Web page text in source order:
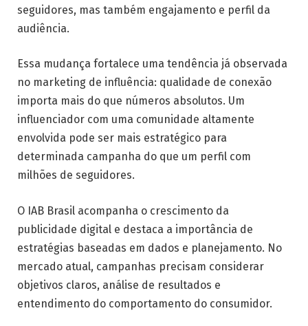
seguidores, mas também engajamento e perfil da
audiência.
Essa mudança fortalece uma tendência já observada
no marketing de influência: qualidade de conexão
importa mais do que números absolutos. Um
influenciador com uma comunidade altamente
envolvida pode ser mais estratégico para
determinada campanha do que um perfil com
milhões de seguidores.
O IAB Brasil acompanha o crescimento da
publicidade digital e destaca a importância de
estratégias baseadas em dados e planejamento. No
mercado atual, campanhas precisam considerar
objetivos claros, análise de resultados e
entendimento do comportamento do consumidor.